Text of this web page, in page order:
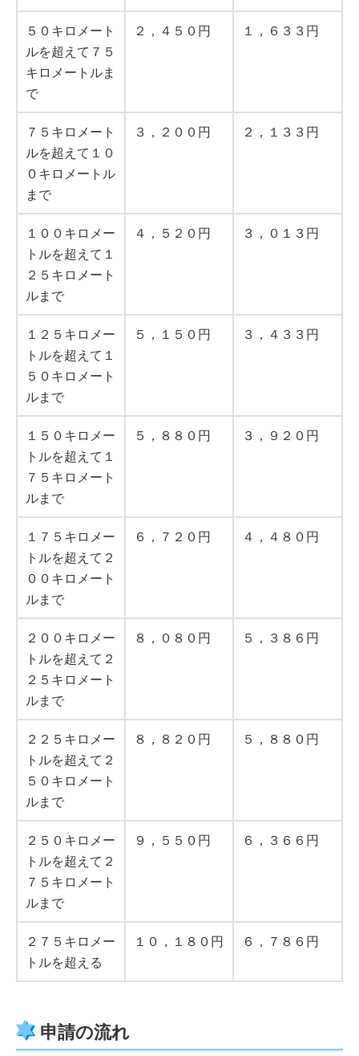
５０キロメート
ルを超えて７５
キロメートルま
で
２，４５０円 １，６３３円
７５キロメート
ルを超えて１０
０キロメートル
まで
３，２００円 ２，１３３円
１００キロメー
トルを超えて１
２５キロメート
ルまで
４，５２０円 ３，０１３円
１２５キロメー
トルを超えて１
５０キロメート
ルまで
５，１５０円 ３，４３３円
１５０キロメー
トルを超えて１
７５キロメート
ルまで
５，８８０円 ３，９２０円
１７５キロメー
トルを超えて２
００キロメート
ルまで
６，７２０円 ４，４８０円
２００キロメー
トルを超えて２
２５キロメート
ルまで
８，０８０円 ５，３８６円
２２５キロメー
トルを超えて２
５０キロメート
ルまで
８，８２０円 ５，８８０円
２５０キロメー
トルを超えて２
７５キロメート
ルまで
９，５５０円 ６，３６６円
２７５キロメー
トルを超える
１０，１８０円 ６，７８６円
申請の流れ